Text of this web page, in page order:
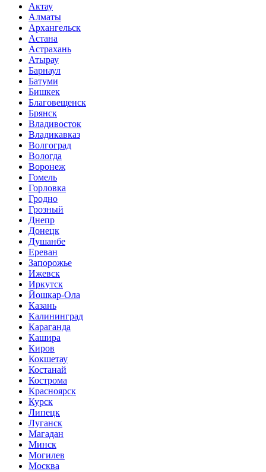
Актау
Алматы
Архангельск
Астана
Астрахань
Атырау
Барнаул
Батуми
Бишкек
Благовещенск
Брянск
Владивосток
Владикавказ
Волгоград
Вологда
Воронеж
Гомель
Горловка
Гродно
Грозный
Днепр
Донецк
Душанбе
Ереван
Запорожье
Ижевск
Иркутск
Йошкар-Ола
Казань
Калининград
Караганда
Кашира
Киров
Кокшетау
Костанай
Кострома
Красноярск
Курск
Липецк
Луганск
Магадан
Минск
Могилев
Москва